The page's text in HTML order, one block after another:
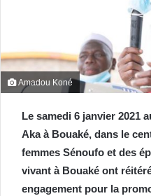
Amadou Koné
Le samedi 6 janvier 2021
Aka à Bouaké, dans le
femmes Sénoufo et des
vivant à Bouaké ont
engagement pour la